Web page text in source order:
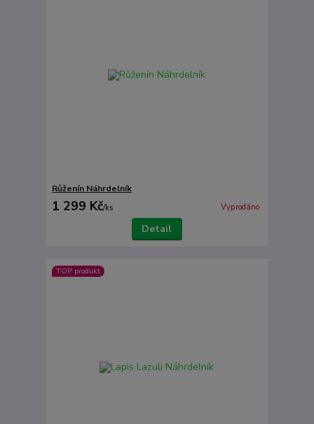
Růženín Náhrdelník
1 299 Kč/ks Vyprodáno
Detail
TOP produkt